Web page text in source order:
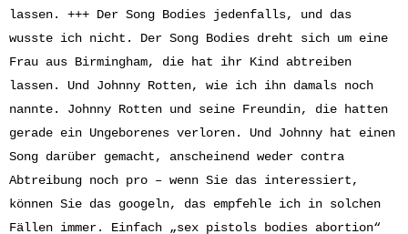
lassen. +++ Der Song Bodies jedenfalls, und das
wusste ich nicht. Der Song Bodies dreht sich um eine
Frau aus Birmingham, die hat ihr Kind abtreiben
lassen. Und Johnny Rotten, wie ich ihn damals noch
nannte. Johnny Rotten und seine Freundin, die hatten
gerade ein Ungeborenes verloren. Und Johnny hat einen
Song darüber gemacht, anscheinend weder contra
Abtreibung noch pro – wenn Sie das interessiert,
können Sie das googeln, das empfehle ich in solchen
Fällen immer. Einfach „sex pistols bodies abortion“